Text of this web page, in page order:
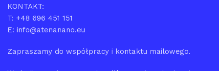
KONTAKT:
T: +48 696 451 151
E: info@atenanano.eu
Zapraszamy do współpracy i kontaktu mailowego.